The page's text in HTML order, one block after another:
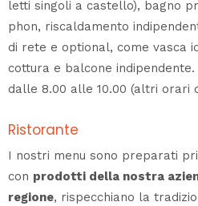
letti singoli a castello), bagno
phon, riscaldamento
di rete e optional, come vasca
cottura e balcone indipendente.
dalle 8.00 alle 10.00 (altri orari
Ristorante
I nostri menu sono preparati
con prodotti della nostra
regione, rispecchiano la